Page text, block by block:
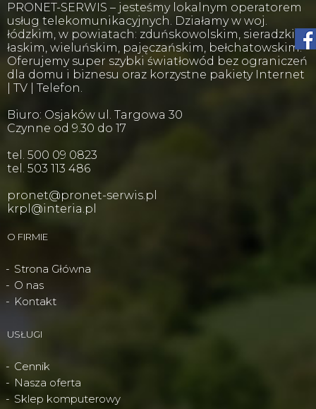
PRONET-SERWIS – jesteśmy lokalnym operatorem
usług telekomunikacyjnych. Działamy w woj.
łódzkim, w powiatach: zduńskowolskim, sieradzkim,
łaskim, wieluńskim, pajęczańskim, bełchatowskim.
Oferujemy super szybki światłowód bez ograniczeń
dla domu i biznesu oraz korzystne pakiety Internet
| TV | Telefon.
Biuro: Osjaków ul. Targowa 30
Czynne od 9.30 do 17
tel. 500 09 0823
tel. 503 113 486
pronet@pronet-serwis.pl
krpl@interia.pl
O FIRMIE
Strona Główna
O nas
Kontakt
USŁUGI
Cennik
Nasza oferta
Sklep komputerowy